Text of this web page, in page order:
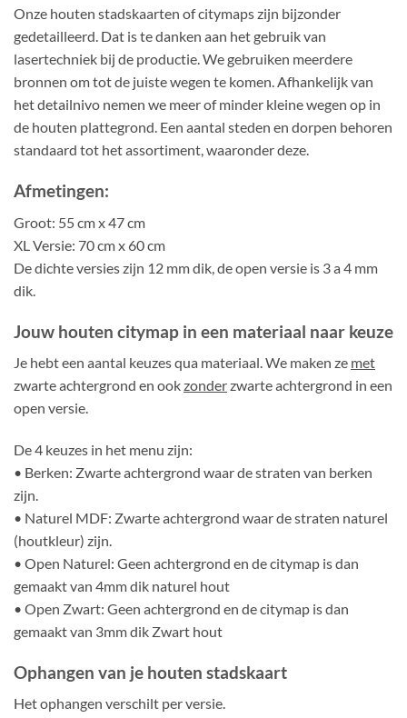
Onze houten stadskaarten of citymaps zijn bijzonder
gedetailleerd. Dat is te danken aan het gebruik van
lasertechniek bij de productie. We gebruiken meerdere
bronnen om tot de juiste wegen te komen. Afhankelijk van
het detailnivo nemen we meer of minder kleine wegen op in
de houten plattegrond. Een aantal steden en dorpen behoren
standaard tot het assortiment, waaronder deze.
Afmetingen:
Groot: 55 cm x 47 cm
XL Versie: 70 cm x 60 cm
De dichte versies zijn 12 mm dik, de open versie is 3 a 4 mm
dik.
Jouw houten citymap in een materiaal naar keuze
Je hebt een aantal keuzes qua materiaal. We maken ze met
zwarte achtergrond en ookzonderzwarte achtergrond in een
open versie.
De 4 keuzes in het menu zijn:
• Berken: Zwarte achtergrond waar de straten van berken
zijn.
• Naturel MDF: Zwarte achtergrond waar de straten naturel
(houtkleur) zijn.
• Open Naturel: Geen achtergrond en de citymap is dan
gemaakt van 4mm dik naturel hout
• Open Zwart: Geen achtergrond en de citymap is dan
gemaakt van 3mm dik Zwart hout
Ophangen van je houten stadskaart
Het ophangen verschilt per versie.